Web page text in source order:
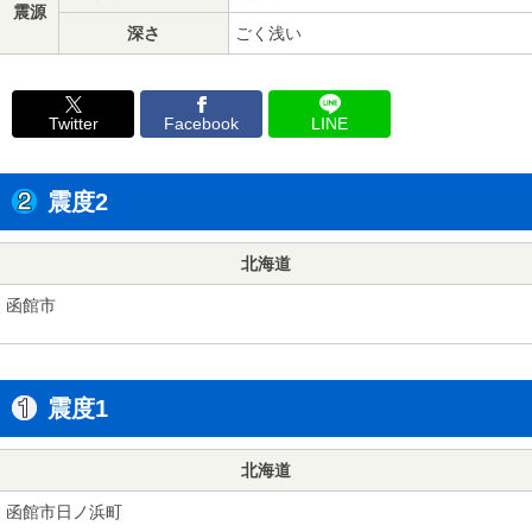
震源
深さ ごく浅い
Twitter Facebook LINE
震度2
北海道
函館市
震度1
北海道
函館市日ノ浜町